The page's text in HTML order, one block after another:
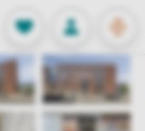
FAVORIETEN
Opgeslagen
INLOGGEN